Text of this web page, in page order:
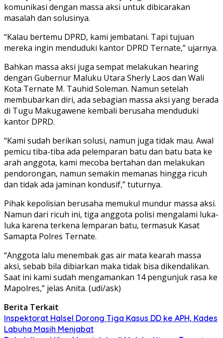
komunikasi dengan massa aksi untuk dibicarakan
masalah dan solusinya.
“Kalau bertemu DPRD, kami jembatani. Tapi tujuan
mereka ingin menduduki kantor DPRD Ternate,” ujarnya.
Bahkan massa aksi juga sempat melakukan hearing
dengan Gubernur Maluku Utara Sherly Laos dan Wali
Kota Ternate M. Tauhid Soleman. Namun setelah
membubarkan diri, ada sebagian massa aksi yang berada
di Tugu Makugawene kembali berusaha menduduki
kantor DPRD.
“Kami sudah berikan solusi, namun juga tidak mau. Awal
pemicu tiba-tiba ada pelemparan batu dan batu bata ke
arah anggota, kami mecoba bertahan dan melakukan
pendorongan, namun semakin memanas hingga ricuh
dan tidak ada jaminan kondusif,” tuturnya.
Pihak kepolisian berusaha memukul mundur massa aksi.
Namun dari ricuh ini, tiga anggota polisi mengalami luka-
luka karena terkena lemparan batu, termasuk Kasat
Samapta Polres Ternate.
“Anggota lalu menembak gas air mata kearah massa
aksi, sebab bila dibiarkan maka tidak bisa dikendalikan.
Saat ini kami sudah mengamankan 14 pengunjuk rasa ke
Mapolres,” jelas Anita. (udi/ask)
Berita Terkait
Inspektorat Halsel Dorong Tiga Kasus DD ke APH, Kades
Labuha Masih Menjabat